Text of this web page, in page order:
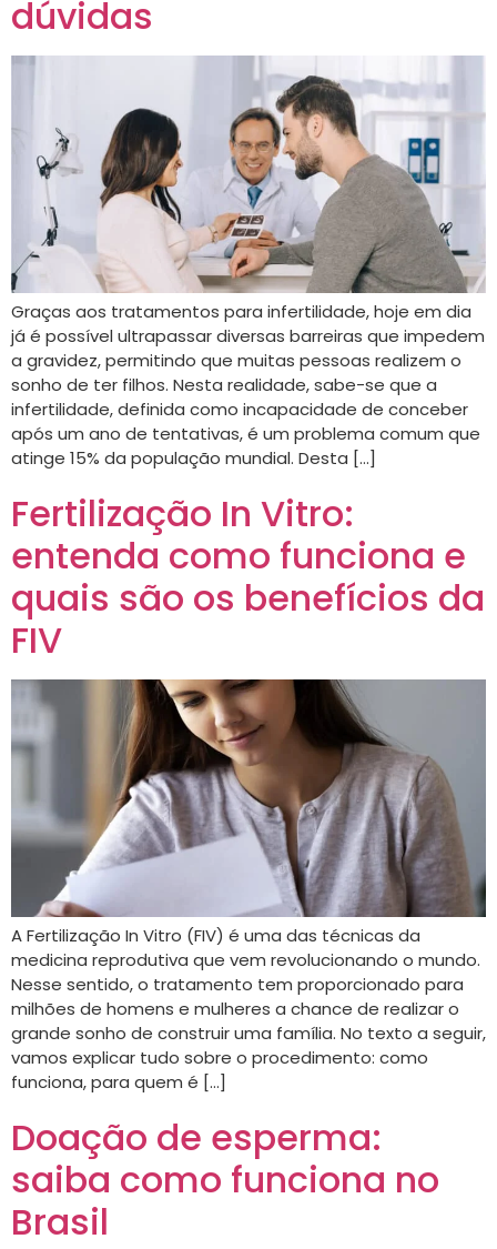
dúvidas
Graças aos tratamentos para infertilidade, hoje em dia
já é possível ultrapassar diversas barreiras que impedem
a gravidez, permitindo que muitas pessoas realizem o
sonho de ter filhos. Nesta realidade, sabe-se que a
infertilidade, definida como incapacidade de conceber
após um ano de tentativas, é um problema comum que
atinge 15% da população mundial. Desta […]
Fertilização In Vitro:
entenda como funciona e
quais são os benefícios da
FIV
A Fertilização In Vitro (FIV) é uma das técnicas da
medicina reprodutiva que vem revolucionando o mundo.
Nesse sentido, o tratamento tem proporcionado para
milhões de homens e mulheres a chance de realizar o
grande sonho de construir uma família. No texto a seguir,
vamos explicar tudo sobre o procedimento: como
funciona, para quem é […]
Doação de esperma:
saiba como funciona no
Brasil